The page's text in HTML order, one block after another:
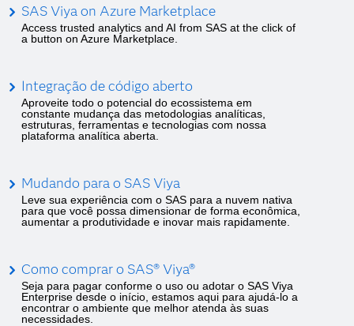
SAS Viya on Azure Marketplace
Access trusted analytics and AI from SAS at the click of
a button on Azure Marketplace.
Integração de código aberto
Aproveite todo o potencial do ecossistema em
constante mudança das metodologias analíticas,
estruturas, ferramentas e tecnologias com nossa
plataforma analítica aberta.
Mudando para o SAS Viya
Leve sua experiência com o SAS para a nuvem nativa
para que você possa dimensionar de forma econômica,
aumentar a produtividade e inovar mais rapidamente.
Como comprar o SAS® Viya®
Seja para pagar conforme o uso ou adotar o SAS Viya
Enterprise desde o início, estamos aqui para ajudá-lo a
encontrar o ambiente que melhor atenda às suas
necessidades.